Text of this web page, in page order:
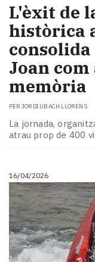
L'èxit de
històrica
consolida
Joan com
memòria
PER JORDI UBACH LLORENS
La jornada,
atrau prop de 400
16/04/2026